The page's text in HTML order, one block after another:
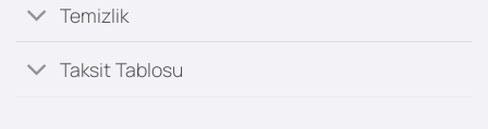
Temizlik
Taksit Tablosu